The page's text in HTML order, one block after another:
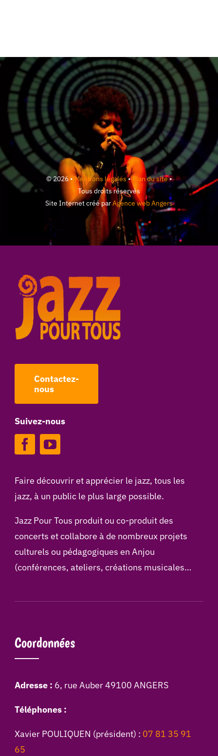
© 2026 •Mentions légales•Plan du site•
Tous droits réservés
Site Internet créé parAgence web Angers
Contactez-
nous
Suivez-nous
Faire découvrir et apprécier le jazz, tous les
jazz, à un public le plus large possible.
Jazz Pour Tous produit ou co-produit des
concerts et collabore à de nombreux projets
culturels ou pédagogiques en Anjou
(conférences, ateliers, créations musicales…
Coordonnées
Adresse : 6, rue Auber 49100 ANGERS
Téléphones :
Xavier POULIQUEN (président) : 07 81 35 91
65